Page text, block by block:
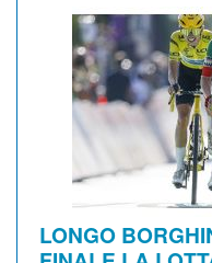
LONGO